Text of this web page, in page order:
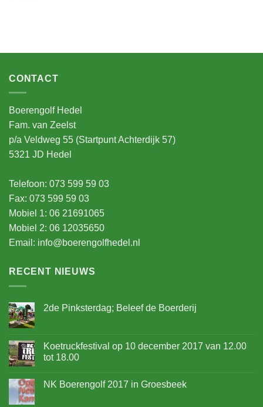
CONTACT
Boerengolf Hedel
Fam. van Zeelst
p/a Veldweg 55 (Startpunt Achterdijk 57)
5321 JD Hedel
Telefoon: 073 599 59 03
Fax: 073 599 59 03
Mobiel 1: 06 21691065
Mobiel 2: 06 12035650
Email: info@boerengolfhedel.nl
RECENT NIEUWS
2de Pinksterdag; Beleef de Boerderij
Koetruckfestival op 10 december 2017 van 12.00
tot 18.00
NK Boerengolf 2017 in Groesbeek